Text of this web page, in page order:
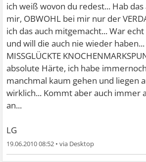
ich weiß wovon du redest... Hab
mir, OBWOHL bei mir nur der
ich das auch mitgemacht... War
und will die auch nie wieder
MISSGLÜCKTE
absolute Härte, ich habe
manchmal kaum gehen und liegen
wirklich... Kommt aber auch immer
an...
LG
19.06.2010 08:52 •